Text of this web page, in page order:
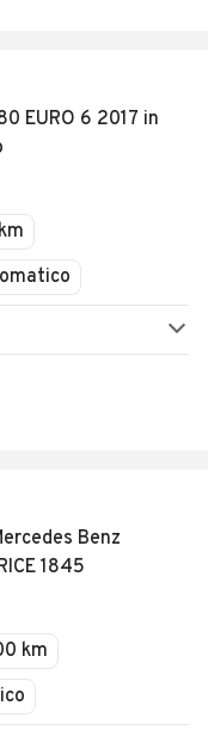
EURO 6 2017 in
Benz
1845
km